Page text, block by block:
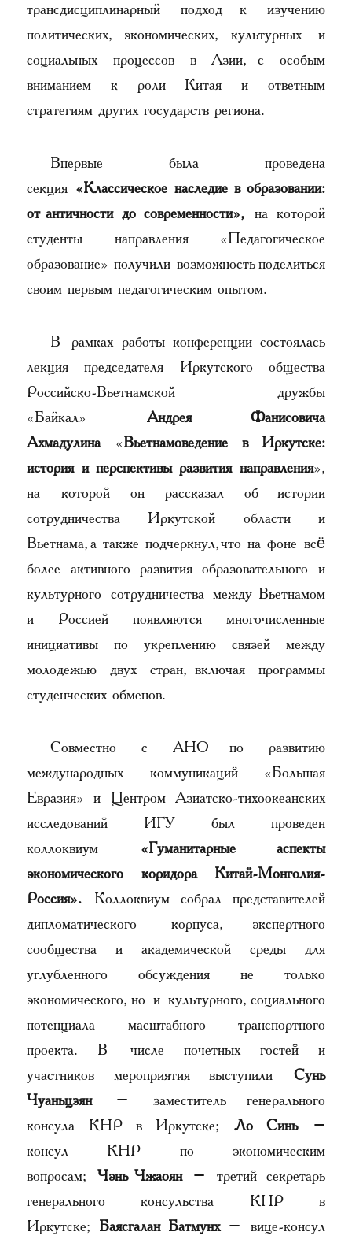
трансдисциплинарный подход к изучению
политических, экономических, культурных и
социальных процессов в Азии, с особым
вниманием к роли Китая и ответным
стратегиям других государств региона.
Впервые была проведена
секция «Классическое наследие в образовании:
от античности до современности», на которой
студенты направления «Педагогическое
образование» получили возможность поделиться
своим первым педагогическим опытом.
В рамках работы конференции состоялась
лекция председателя Иркутского общества
Российско-Вьетнамской дружбы
«Байкал» Андрея Фанисовича
Ахмадулина«Вьетнамоведение в Иркутске:
история и перспективы развития направления»,
на которой он рассказал об истории
сотрудничества Иркутской области и
Вьетнама, а также подчеркнул, что на фоне всё
более активного развития образовательного и
культурного сотрудничества между Вьетнамом
и Россией появляются многочисленные
инициативы по укреплению связей между
молодежью двух стран, включая программы
студенческих обменов.
Совместно с АНО по развитию
международных коммуникаций «Большая
Евразия» и Центром Азиатско-тихоокеанских
исследований ИГУ был проведен
коллоквиум «Гуманитарные аспекты
экономического коридора Китай-Монголия-
Россия». Коллоквиум собрал представителей
дипломатического корпуса, экспертного
сообщества и академической среды для
углубленного обсуждения не только
экономического, но и культурного, социального
потенциала масштабного транспортного
проекта. В числе почетных гостей и
участников мероприятия выступили Сунь
Чуаньцзян– заместитель генерального
консула КНР в Иркутске;Ло Синь–
консул КНР по экономическим
вопросам; Чэнь Чжаоян– третий секретарь
генерального консульства КНР в
Иркутске; Баясгалан Батмунх– вице-консул